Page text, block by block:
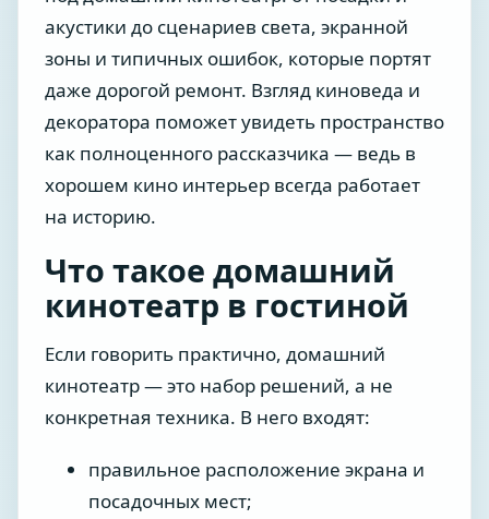
акустики до сценариев света, экранной
зоны и типичных ошибок, которые портят
даже дорогой ремонт. Взгляд киноведа и
декоратора поможет увидеть пространство
как полноценного рассказчика — ведь в
хорошем кино интерьер всегда работает
на историю.
Что такое домашний
кинотеатр в гостиной
Если говорить практично, домашний
кинотеатр — это набор решений, а не
конкретная техника. В него входят:
правильное расположение экрана и
посадочных мест;